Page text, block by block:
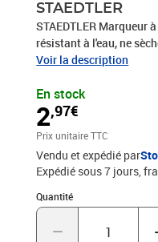
STAEDTLER
STAEDTLER Marqueur
résistant à l'eau, ne
couvrant surla plupart
Voir la description
En stock
2,97€
Prix unitaire TTC
Vendu et expédié par
Expédié sous 7 jours,
Quantité
Quantité : 1